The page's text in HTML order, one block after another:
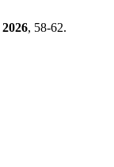
2026, 58-62.